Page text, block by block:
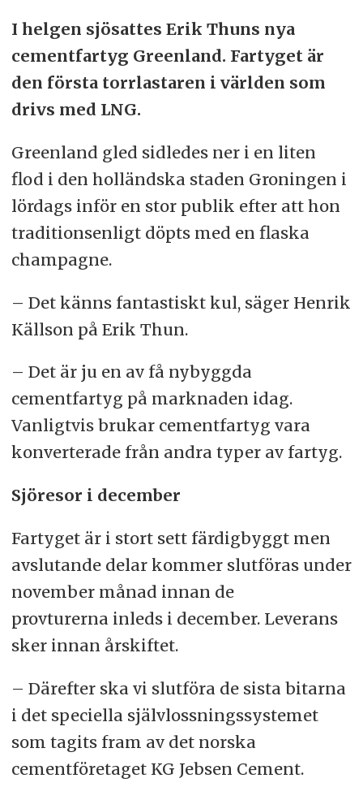
I helgen sjösattes Erik Thuns nya
cementfartyg Greenland. Fartyget är
den första torrlastaren i världen som
drivs med LNG.
Greenland gled sidledes ner i en liten
flod i den holländska staden Groningen i
lördags inför en stor publik efter att hon
traditionsenligt döpts med en flaska
champagne.
– Det känns fantastiskt kul, säger Henrik
Källson på Erik Thun.
– Det är ju en av få nybyggda
cementfartyg på marknaden idag.
Vanligtvis brukar cementfartyg vara
konverterade från andra typer av fartyg.
Sjöresor i december
Fartyget är i stort sett färdigbyggt men
avslutande delar kommer slutföras under
november månad innan de
provturerna inleds i december. Leverans
sker innan årskiftet.
– Därefter ska vi slutföra de sista bitarna
i det speciella självlossningssystemet
som tagits fram av det norska
cementföretaget KG Jebsen Cement.